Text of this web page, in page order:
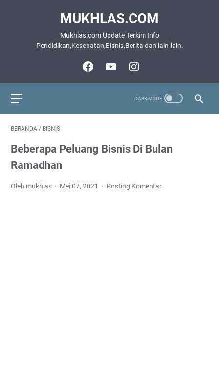
MUKHLAS.COM
Mukhlas.com Update Terkini Info
Pendidikan,Kesehatan,Bisnis,Berita dan lain-lain.
BERANDA / BISNIS
Beberapa Peluang Bisnis Di Bulan
Ramadhan
Oleh mukhlas Mei 07, 2021 Posting Komentar